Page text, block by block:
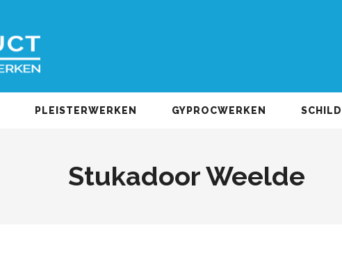
PLEISTERWERKEN GYPROCWERKEN
Stukadoor Weelde